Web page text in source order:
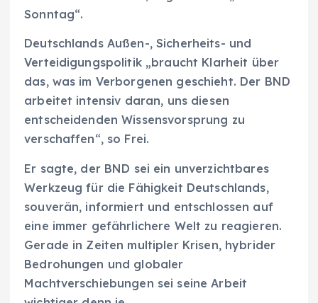
Sonntag“.
Deutschlands Außen-, Sicherheits- und
Verteidigungspolitik „braucht Klarheit über
das, was im Verborgenen geschieht. Der BND
arbeitet intensiv daran, uns diesen
entscheidenden Wissensvorsprung zu
verschaffen“, so Frei.
Er sagte, der BND sei ein unverzichtbares
Werkzeug für die Fähigkeit Deutschlands,
souverän, informiert und entschlossen auf
eine immer gefährlichere Welt zu reagieren.
Gerade in Zeiten multipler Krisen, hybrider
Bedrohungen und globaler
Machtverschiebungen sei seine Arbeit